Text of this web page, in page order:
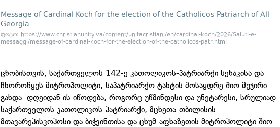
Message of Cardinal Koch for the election of the Catholicos-Patriarch of All
Georgia
ფოტო: https://www.christianunity.va/content/unitacristiani/en/cardinal-koch/2026/Saluti-e-
messaggi/message-of-cardinal-koch-for-the-election-of-the-catholicos-patr.html
ცნობისთვის, საქართველოს 142-ე კათოლიკოს-პატრიარქი სენაკისა და
ჩხოროწყუს მიტროპოლიტი, საპატრიარქო ტახტის მოსაყდრე შიო მუჯირი
გახდა. დღეიდან ის იწოდება, როგორც უწმინდესი და უნეტარესი, სრულიად
საქართველოს კათოლიკოს-პატრიარქი, მცხეთა-თბილისის
მთავარეპისკოპოსი და ბიჭვინთისა და ცხუმ-აფხაზეთის მიტროპოლიტი შიო